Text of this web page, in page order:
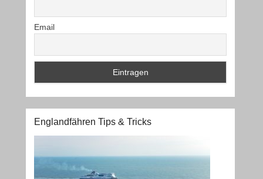
Email
Englandfähren Tips & Tricks